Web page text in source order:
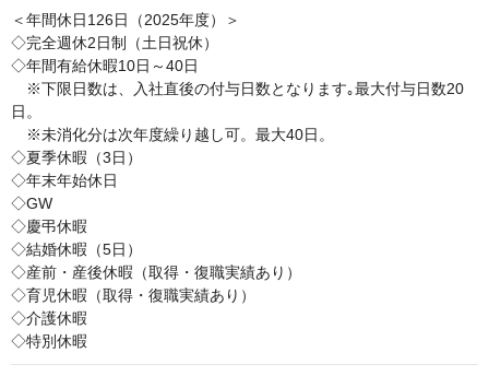
＜年間休日126日（2025年度）＞
◇完全週休2日制（土日祝休）
◇年間有給休暇10日～40日
※下限日数は、入社直後の付与日数となります｡最大付与日数20
日。
※未消化分は次年度繰り越し可。最大40日。
◇夏季休暇（3日）
◇年末年始休日
◇GW
◇慶弔休暇
◇結婚休暇（5日）
◇産前・産後休暇（取得・復職実績あり）
◇育児休暇（取得・復職実績あり）
◇介護休暇
◇特別休暇